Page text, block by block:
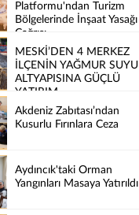
Platformu'ndan Turizm
Bölgelerinde İnşaat Yasağı
Çağrısı
MESKİ’DEN 4 MERKEZ
İLÇENİN YAĞMUR SUYU
ALTYAPISINA GÜÇLÜ
YATIRIM
Akdeniz Zabıtası’ndan
Kusurlu Fırınlara Ceza
Aydıncık'taki Orman
Yangınları Masaya Yatırıldı